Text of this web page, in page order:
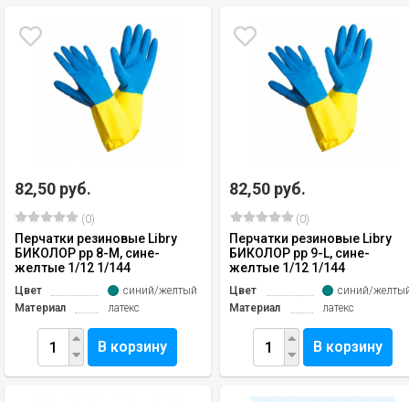
82,50 руб.
(0)
Перчатки резиновые Libry
БИКОЛОР рр 8-М, сине-
желтые 1/12 1/144
Цвет
синий/желтый
Материал
латекс
В корзину
82,50 руб.
(0)
Перчатки резиновые Libry
БИКОЛОР рр 9-L, сине-
желтые 1/12 1/144
Цвет
синий/
Материал
латекс
В корзину